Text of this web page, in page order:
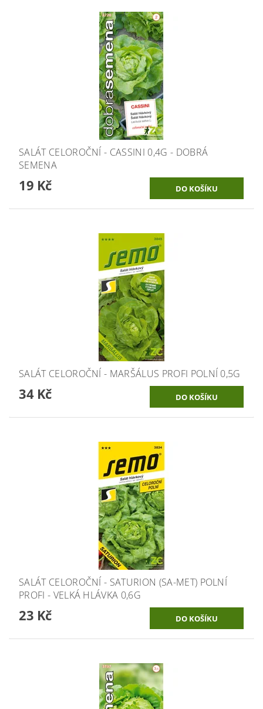
SALÁT CELOROČNÍ - CASSINI 0,4G - DOBRÁ
SEMENA
19 Kč
SALÁT CELOROČNÍ - MARŠÁLUS PROFI POLNÍ 0,5G
34 Kč
SALÁT CELOROČNÍ - SATURION (SA-MET) POLNÍ
PROFI - VELKÁ HLÁVKA 0,6G
23 Kč